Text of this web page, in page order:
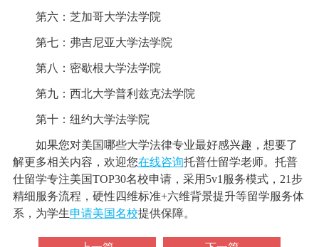
第六：芝加哥大学法学院
第七：弗吉尼亚大学法学院
第八：密歇根大学法学院
第九：西北大学普利兹克法学院
第十：纽约大学法学院
如果您对美国哪些大学法律专业最好感兴趣，想要了
解更多相关内容，欢迎您在线咨询托普仕留学老师。托普
仕留学专注美国TOP30名校申请，采用5v1服务模式，21步
精细服务流程，硬性四维标准+六维背景提升等留学服务体
系，为学生申请美国名校提供保障。